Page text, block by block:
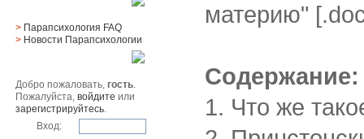
> Парапсихология FAQ
> Новости Парапсихологии
Добро пожаловать,гость.
Пожалуйста,войдите или
зарегистрируйтесь.
Вход:
материю"
Содержание:
1. Что же